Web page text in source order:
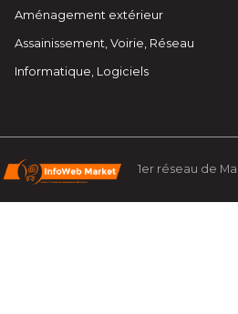
Aménagement extérieur
Assainissement, Voirie, Réseau
Informatique, Logiciels
1er réseau de